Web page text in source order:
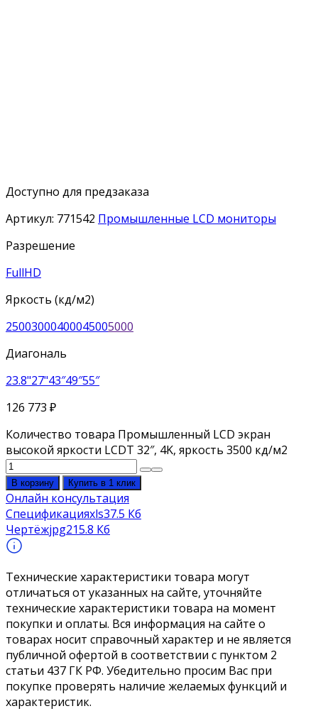
Доступно для предзаказа
Артикул: 771542 Промышленные LCD мониторы
Разрешение
FullHD
Яркость (кд/м2)
25003000400045005000
Диагональ
23.8"27"43″49″55″
126 773 ₽
Количество товара Промышленный LCD экран
высокой яркости LCDT 32″, 4K, яркость 3500 кд/м2
В корзину Купить в 1 клик
Онлайн консультация
Спецификацияxls37.5 Кб
Чертёжjpg215.8 Кб
Технические характеристики товара могут
отличаться от указанных на сайте, уточняйте
технические характеристики товара на момент
покупки и оплаты. Вся информация на сайте о
товарах носит справочный характер и не является
публичной офертой в соответствии с пунктом 2
статьи 437 ГК РФ. Убедительно просим Вас при
покупке проверять наличие желаемых функций и
характеристик.